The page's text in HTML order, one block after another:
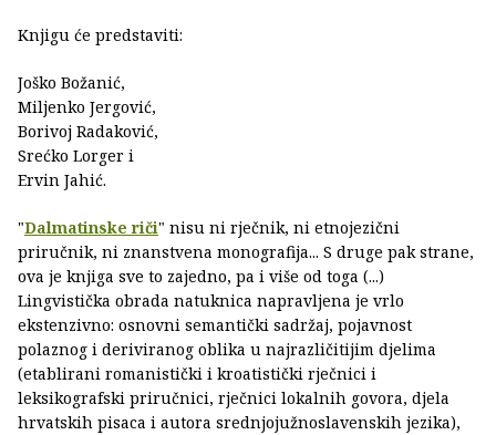
Knjigu će predstaviti:
Joško Božanić,
Miljenko Jergović,
Borivoj Radaković,
Srećko Lorger i
Ervin Jahić.
"Dalmatinske riči" nisu ni rječnik, ni etnojezični
priručnik, ni znanstvena monografija... S druge pak strane,
ova je knjiga sve to zajedno, pa i više od toga (...)
Lingvistička obrada natuknica napravljena je vrlo
ekstenzivno: osnovni semantički sadržaj, pojavnost
polaznog i deriviranog oblika u najrazličitijim djelima
(etablirani romanistički i kroatistički rječnici i
leksikografski priručnici, rječnici lokalnih govora, djela
hrvatskih pisaca i autora srednjojužnoslavenskih jezika),